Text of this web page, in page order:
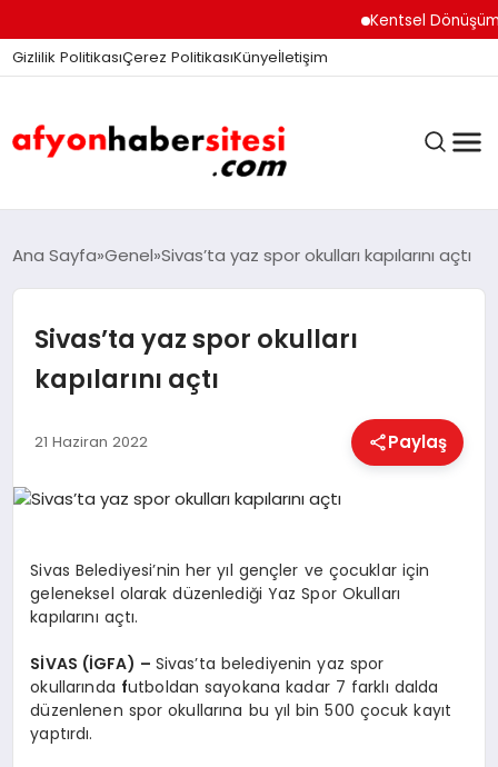
Kentsel Dönüşüm
Gizlilik PolitikasıÇerez PolitikasıKünyeİletişim
ANASAYFA
GÜNDEM
EĞITIM
EKONOMI
HABERLER
MAGAZIN
Ana Sayfa Genel Sivas’ta yaz spor okulları kapılarını açtı
Sivas’ta yaz spor okulları
kapılarını açtı
21 Haziran 2022 Paylaş
Sivas Belediyesi’nin her yıl gençler ve çocuklar için
geleneksel olarak düzenlediği Yaz Spor Okulları
kapılarını açtı.
SİVAS (İGFA) – Sivas’ta belediyenin yaz spor
okullarında futboldan sayokana kadar 7 farklı dalda
düzenlenen spor okullarına bu yıl bin 500 çocuk kayıt
yaptırdı.